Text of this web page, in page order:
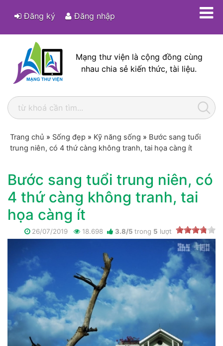
Đăng ký Đăng nhập
Mạng thư viện là cộng đồng cùng
nhau chia sẻ kiến thức, tài liệu.
Trang chủ » Sống đẹp » Kỹ năng sống » Bước sang tuổi
trung niên, có 4 thứ càng không tranh, tai họa càng ít
Bước sang tuổi trung niên, có
4 thứ càng không tranh, tai
họa càng ít
26/07/2019 18.698 3.8/5 trong 5 lượt